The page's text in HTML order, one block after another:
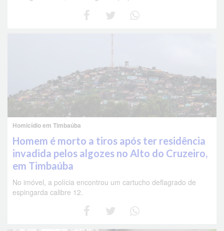
Homicídio em Timbaúba
Homem é morto a tiros após ter residência
invadida pelos algozes no Alto do Cruzeiro,
em Timbaúba
No imóvel, a polícia encontrou um cartucho deflagrado de
espingarda calibre 12.